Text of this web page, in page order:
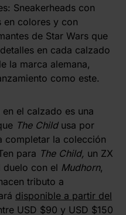
Sneakerheads con
en colores y con
de Star Wars que
en cada calzado
la marca alemana,
como este.
el calzado es una
The Child usa por
completar la colección
para The Child, un ZX
duelo con el Mudhorn,
tributo a
disponible a partir del
USD $90 y USD $150